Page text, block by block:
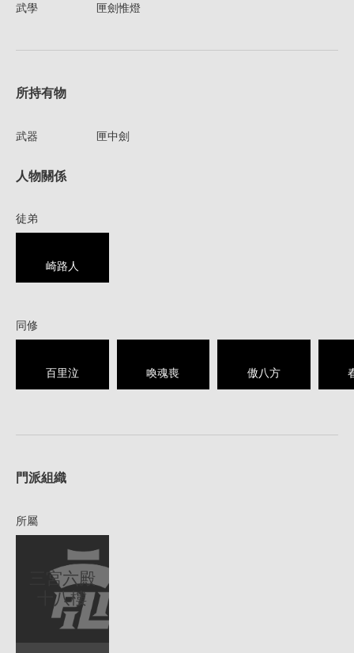
武學 匣劍惟燈
所持有物
武器 匣中劍
人物關係
徒弟
崎路人
同修
百里泣 喚魂喪 傲八方
門派組織
所屬
三宮六殿
十八樓